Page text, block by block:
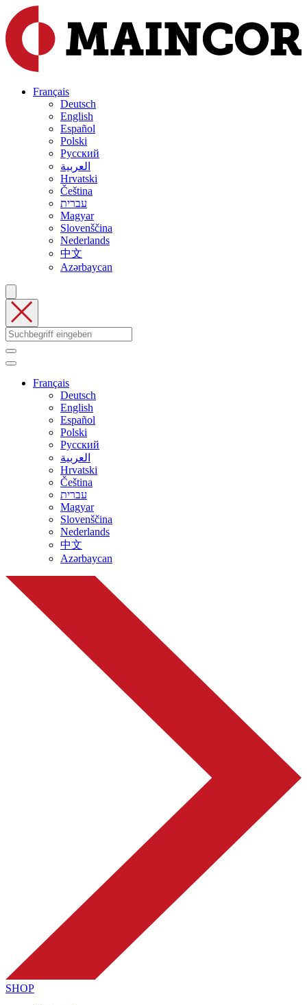
Français
Deutsch
English
Español
Polski
Русский
العربية
Hrvatski
Čeština
עברית
Magyar
Slovenščina
Nederlands
中文
Azərbaycan
Français
Deutsch
English
Español
Polski
Русский
العربية
Hrvatski
Čeština
עברית
Magyar
Slovenščina
Nederlands
中文
Azərbaycan
SHOP